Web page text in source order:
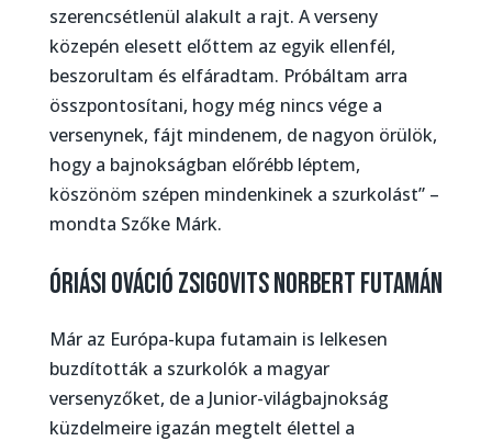
szerencsétlenül alakult a rajt. A verseny
közepén elesett előttem az egyik ellenfél,
beszorultam és elfáradtam. Próbáltam arra
összpontosítani, hogy még nincs vége a
versenynek, fájt mindenem, de nagyon örülök,
hogy a bajnokságban előrébb léptem,
köszönöm szépen mindenkinek a szurkolást” –
mondta Szőke Márk.
Óriási ováció Zsigovits Norbert futamán
Már az Európa-kupa futamain is lelkesen
buzdították a szurkolók a magyar
versenyzőket, de a Junior-világbajnokság
küzdelmeire igazán megtelt élettel a